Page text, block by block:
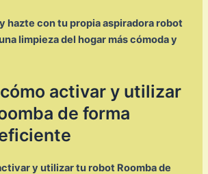
hazte con tu propia aspiradora robot
limpieza del hogar más cómoda y
activar y utilizar
de forma
y utilizar tu robot Roomba de